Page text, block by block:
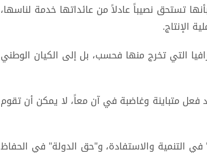
تستحق نصيباً عادلاً من عائداتها خدمة لناسها،
الإنتاج.
التي تخرج منها فحسب، بل إلى الكيان الوطني
فعل متباينة وغاضبة في آن معاً، لا يمكن أن تقوم
التنمية والاستفادة، و"حق الدولة" في الحفاظ